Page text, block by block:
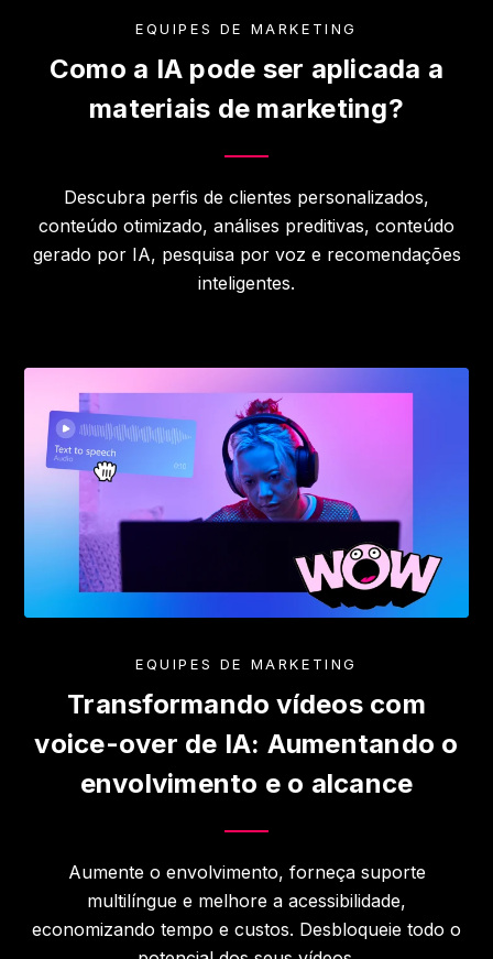
EQUIPES DE MARKETING
Como a IA pode ser aplicada a
materiais de marketing?
Descubra perfis de clientes personalizados,
conteúdo otimizado, análises preditivas, conteúdo
gerado por IA, pesquisa por voz e recomendações
inteligentes.
EQUIPES DE MARKETING
Transformando vídeos com
voice-over de IA: Aumentando o
envolvimento e o alcance
Aumente o envolvimento, forneça suporte
multilíngue e melhore a acessibilidade,
economizando tempo e custos. Desbloqueie todo o